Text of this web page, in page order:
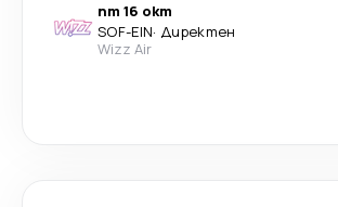
пт 16 окт
SOF-EIN· Директен
Wizz Air